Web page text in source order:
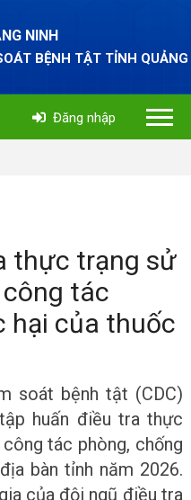
NINH
BỆNH TẬT TỈNH
Đăng nhập
thực trạng sử
tác
hại của thuốc
soát bệnh tật (CDC)
huấn điều tra thực
tác phòng, chống
bàn tỉnh năm 2026.
của đội ngũ điều tra